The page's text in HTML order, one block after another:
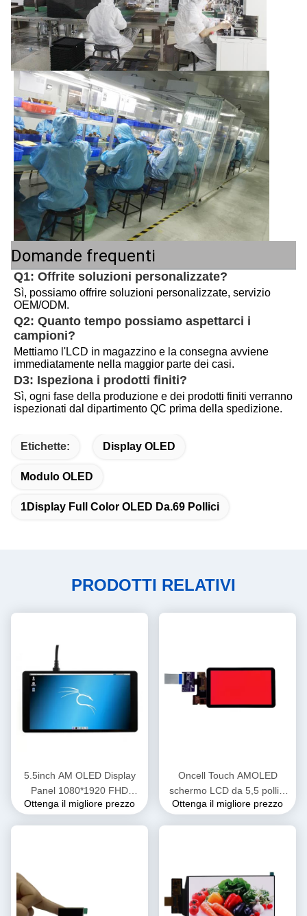
Domande frequenti
Q1: Offrite soluzioni personalizzate?
Sì, possiamo offrire soluzioni personalizzate, servizio
OEM/ODM.
Q2: Quanto tempo possiamo aspettarci i
campioni?
Mettiamo l'LCD in magazzino e la consegna avviene
immediatamente nella maggior parte dei casi.
D3: Ispeziona i prodotti finiti?
Sì, ogni fase della produzione e dei prodotti finiti verranno
ispezionati dal dipartimento QC prima della spedizione.
Etichette: Display OLED
Modulo OLED
1Display Full Color OLED Da.69 Pollici
PRODOTTI RELATIVI
5.5inch AM OLED Display
Panel 1080*1920 FHD
Monitor OEM ODM
Ottenga il migliore prezzo
Oncell Touch AMOLED
schermo LCD da 5,5 pollici
350 Nits Risoluzione
Ottenga il migliore prezzo